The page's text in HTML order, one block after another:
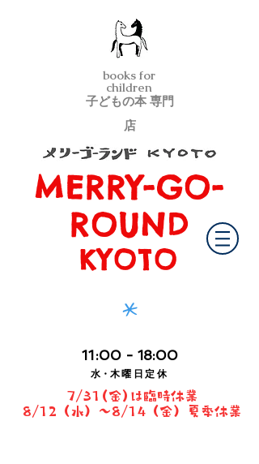
子どもの本 専門
店
books for
children
メリーゴーランド京都
MERRY-GO-
ROUND
KYOTO
*
11 :00 - 18:00
水・ 木曜日定休
7/31(金)は臨時休業
8/12（水）〜8/14（金）夏季休業